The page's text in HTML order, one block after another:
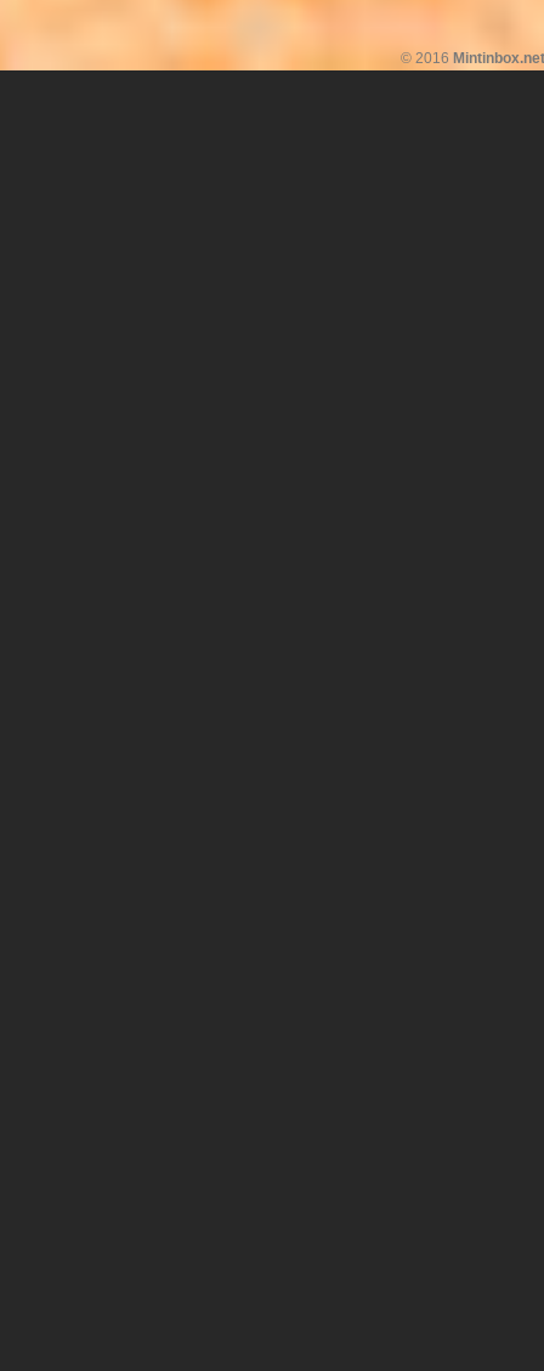
© 2016 Mintinbox.net